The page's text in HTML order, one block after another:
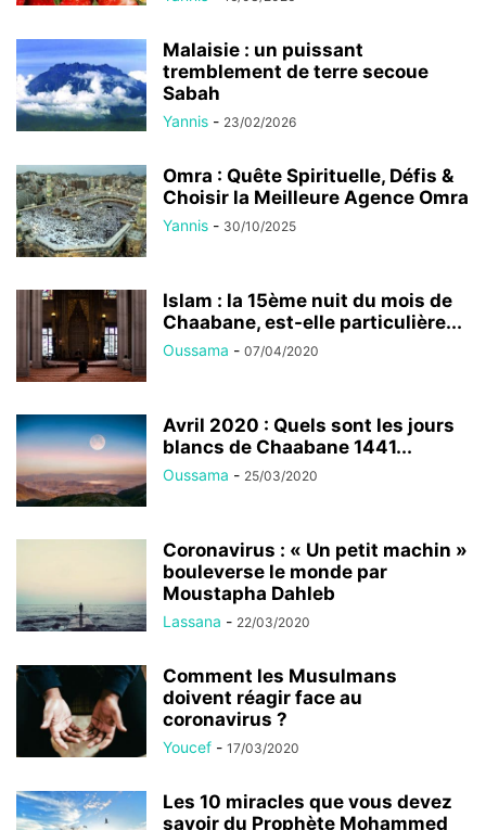
Malaisie : un puissant
tremblement de terre secoue
Sabah
Yannis - 23/02/2026
Omra : Quête Spirituelle, Défis &
Choisir la Meilleure Agence Omra
Yannis - 30/10/2025
Islam : la 15ème nuit du mois de
Chaabane, est-elle particulière...
Oussama - 07/04/2020
Avril 2020 : Quels sont les jours
blancs de Chaabane 1441...
Oussama - 25/03/2020
Coronavirus : « Un petit machin »
bouleverse le monde par
Moustapha Dahleb
Lassana - 22/03/2020
Comment les Musulmans
doivent réagir face au
coronavirus ?
Youcef - 17/03/2020
Les 10 miracles que vous devez
savoir du Prophète Mohammed